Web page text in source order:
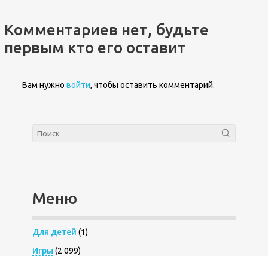
Комментариев нет, будьте
первым кто его оставит
Вам нужно войти, чтобы оставить комментарий.
Меню
Для детей (1)
Игры (2 099)